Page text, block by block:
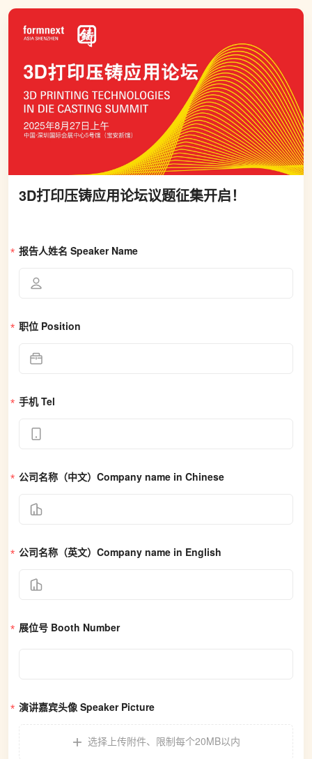
3D打印压铸应用论坛议题征集开启！
报告人姓名 Speaker Name
职位 Position
手机 Tel
公司名称（中文）Company name in Chinese
公司名称（英文）Company name in English
展位号 Booth Number
演讲嘉宾头像 Speaker Picture
选择上传附件、 限制每个20MB以内